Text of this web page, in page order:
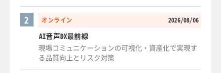
オンライン 2026/08/06
2
AI音声DX最前線
現場コミュニケーションの可視化・資産化で実現す
る品質向上とリスク対策